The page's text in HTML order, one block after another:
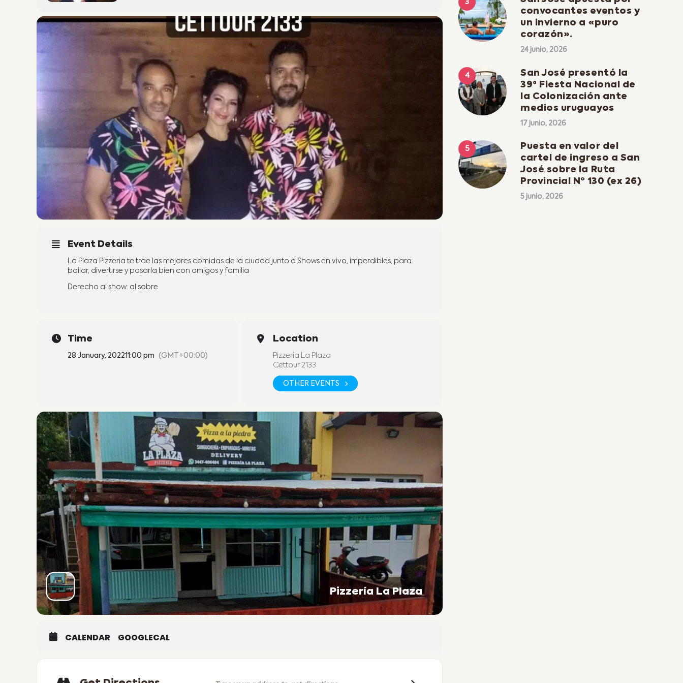
Event Details
La Plaza Pizzeria te trae las mejores comidas de la ciudad junto a Shows en vivo, imperdibles, para
bailar, divertirse y pasarla bien con amigos y familia
Derecho al show: al sobre
Time
28 January, 202211:00 pm (GMT+00:00)
Location
Pizzería La Plaza
Cettour 2133
OTHER EVENTS
Pizzería La Plaza
CALENDAR GOOGLECAL
convocantes eventos y
un invierno a «puro
corazón».
24 junio, 2026
San José presentó la
39ª Fiesta Nacional de
la Colonización ante
medios uruguayos
17 junio, 2026
Puesta en valor del
cartel de ingreso a San
José sobre la Ruta
Provincial Nº 130 (ex 26)
5 junio, 2026